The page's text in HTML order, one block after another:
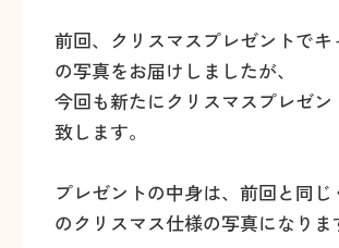
前回、クリスマスプレゼントでキ
の写真をお届けしましたが、
今回も新たにクリスマスプレゼン
致します。
プレゼントの中身は、前回と同じ
のクリスマス仕様の写真になり